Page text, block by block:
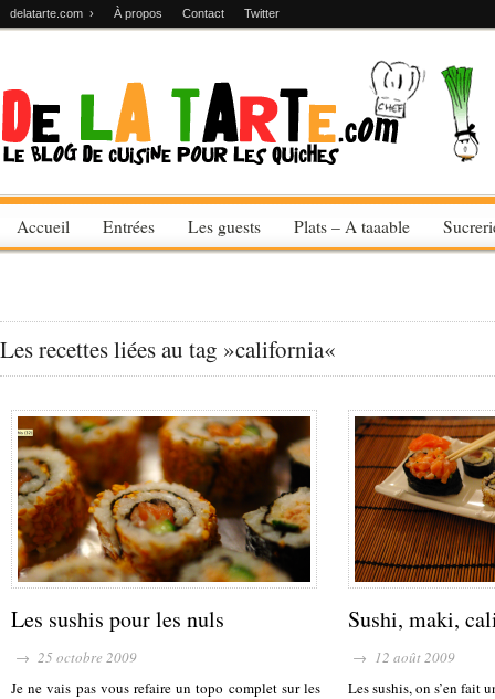
delatarte.com › À propos Contact Twitter
Accueil Entrées Les guests Plats – A taaable
Les recettes liées au tag »california«
Les sushis pour les nuls
→ 25 octobre 2009
Je ne vais pas vous refaire un topo complet sur les
Sushi, maki,
→ 12 août 2009
Les sushis, on s’en fait